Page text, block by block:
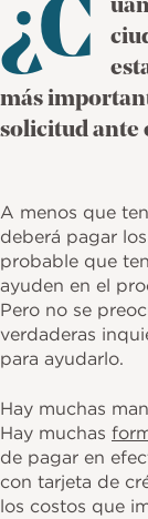
k
¿C
más
solicitud ante
A menos que
deberá pagar
probable que
ayuden en el
Pero no se
verdaderas
para ayudarlo.
Hay muchas
Hay muchas
de pagar en
con tarjeta de
los costos que